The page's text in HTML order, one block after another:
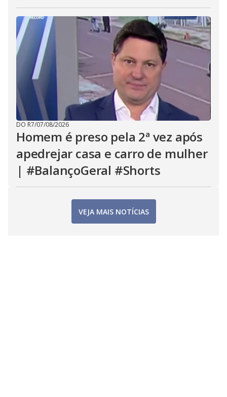
DO R7/07/08/2026
Homem é preso pela 2ª vez após
apedrejar casa e carro de mulher
| #BalançoGeral #Shorts
VEJA MAIS NOTÍCIAS